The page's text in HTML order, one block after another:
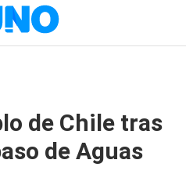
de Chile tras
de Aguas